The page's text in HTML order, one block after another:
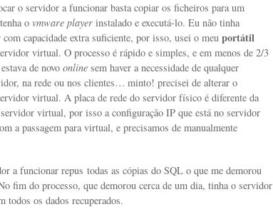
o servidor a funcionar basta copiar os ficheiros para um
o vmware player instalado e executá-lo. Eu não tinha
capacidade extra suficiente, por isso, usei o meu portátil
virtual. O processo é rápido e simples, e em menos de 2/3
de novo online sem haver a necessidade de qualquer
na rede ou nos clientes… minto! precisei de alterar o
virtual. A placa de rede do servidor físico é diferente da
virtual, por isso a configuração IP que está no servidor
a passagem para virtual, e precisamos de manualmente
a funcionar repus todas as cópias do SQL o que me demorou
fim do processo, que demorou cerca de um dia, tinha o servidor
todos os dados recuperados.